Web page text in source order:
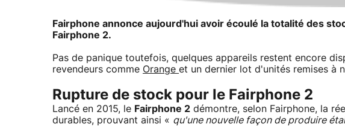
Fairphone annonce aujourd'hui avoir écoulé la totalité des
Fairphone 2.
Pas de panique toutefois, quelques appareils restent encore
revendeurs comme Orange et un dernier lot d'unités remises à
Rupture de stock pour le Fairphone 2
Lancé en 2015, le Fairphone 2 démontre, selon Fairphone, la
durables, prouvant ainsi « qu'une nouvelle façon de produire